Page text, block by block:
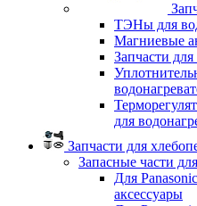
ТЭНы для
Магниевые
Запчасти
для
Запчасти для
Запасные части
Для
аксессуары